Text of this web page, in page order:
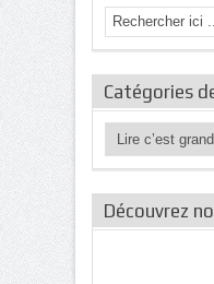
Catégories
Catégories
des
Découvrez